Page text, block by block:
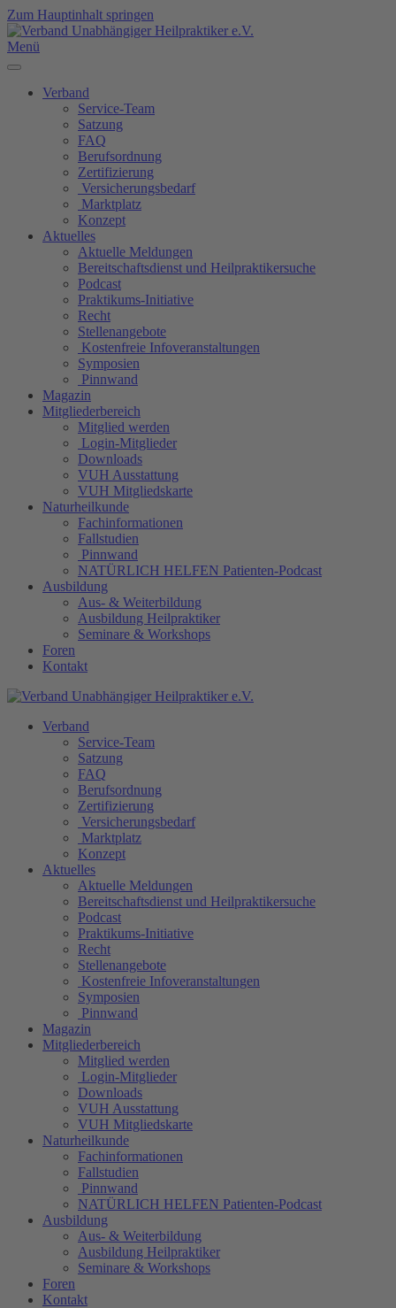
Zum Hauptinhalt springen
Menü
Verband
Service-Team
Satzung
FAQ
Berufsordnung
Zertifizierung
Versicherungsbedarf
Marktplatz
Konzept
Aktuelles
Aktuelle Meldungen
Bereitschaftsdienst und Heilpraktikersuche
Podcast
Praktikums-Initiative
Recht
Stellenangebote
Kostenfreie Infoveranstaltungen
Symposien
Pinnwand
Magazin
Mitgliederbereich
Mitglied werden
Login-Mitglieder
Downloads
VUH Ausstattung
VUH Mitgliedskarte
Naturheilkunde
Fachinformationen
Fallstudien
Pinnwand
NATÜRLICH HELFEN Patienten-Podcast
Ausbildung
Aus- & Weiterbildung
Ausbildung Heilpraktiker
Seminare & Workshops
Foren
Kontakt
Verband
Service-Team
Satzung
FAQ
Berufsordnung
Zertifizierung
Versicherungsbedarf
Marktplatz
Konzept
Aktuelles
Aktuelle Meldungen
Bereitschaftsdienst und Heilpraktikersuche
Podcast
Praktikums-Initiative
Recht
Stellenangebote
Kostenfreie Infoveranstaltungen
Symposien
Pinnwand
Magazin
Mitgliederbereich
Mitglied werden
Login-Mitglieder
Downloads
VUH Ausstattung
VUH Mitgliedskarte
Naturheilkunde
Fachinformationen
Fallstudien
Pinnwand
NATÜRLICH HELFEN Patienten-Podcast
Ausbildung
Aus- & Weiterbildung
Ausbildung Heilpraktiker
Seminare & Workshops
Foren
Kontakt